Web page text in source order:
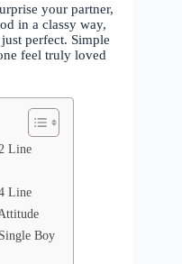
your partner,
in a classy way,
perfect. Simple
feel truly loved
Line
Line
Boy